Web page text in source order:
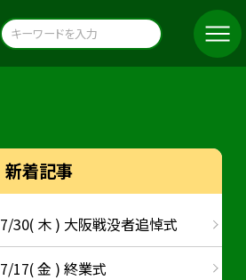
新着記事
7/30( 木 ) 大阪戦没者追悼式
7/17( 金 ) 終業式